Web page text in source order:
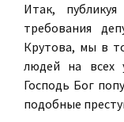
Итак,
требования
Крутова, мы в
людей на всех
Господь Бог
подобные